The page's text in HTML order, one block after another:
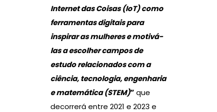
Internet das Coisas (IoT) como
ferramentas digitais para
inspirar as mulheres e motivá-
las a escolher campos de
estudo relacionados com a
ciência, tecnologia, engenharia
e matemática (STEM)”que
decorrerá entre 2021 e 2023 e